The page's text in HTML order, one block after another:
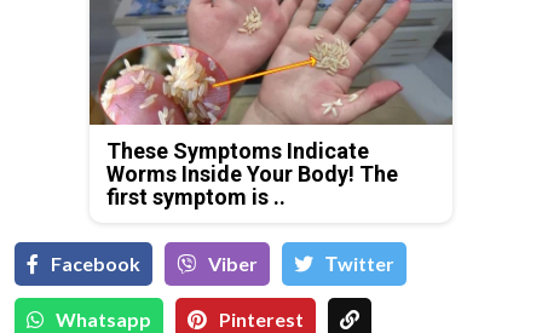
These Symptoms Indicate
Worms Inside Your Body! The
first symptom is ..
Facebook Viber Тwitter
Whatsapp Pinterest